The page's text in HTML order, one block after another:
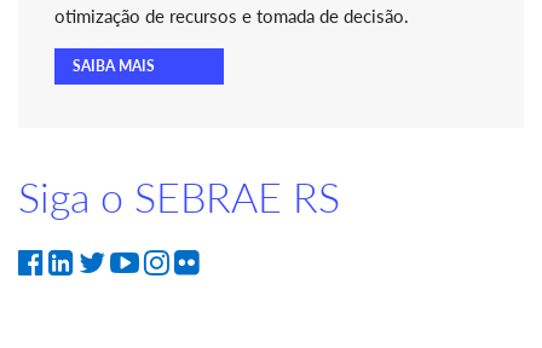
otimização de recursos e tomada de decisão.
SAIBA MAIS
Siga o SEBRAE RS